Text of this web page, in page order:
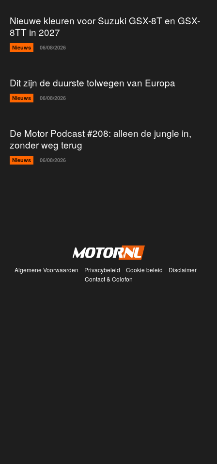
Nieuwe kleuren voor Suzuki GSX-8T en GSX-
8TT in 2027
Nieuws 06/08/2026
Dit zijn de duurste tolwegen van Europa
Nieuws 06/08/2026
De Motor Podcast #208: alleen de jungle in,
zonder weg terug
Nieuws 06/08/2026
Algemene Voorwaarden Privacybeleid Cookie beleid
Disclaimer
Contact & Colofon